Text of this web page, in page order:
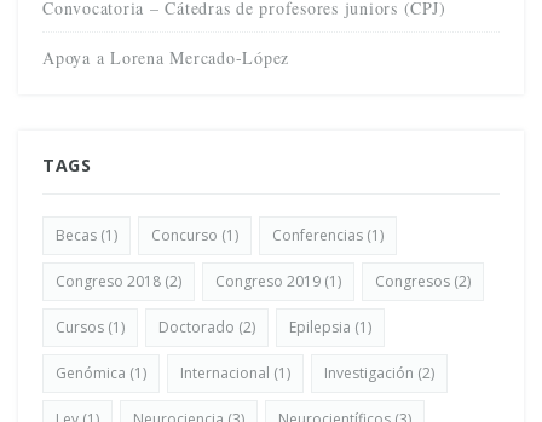
Convocatoria – Cátedras de profesores juniors (CPJ)
Apoya a Lorena Mercado-López
TAGS
Becas (1) Concurso (1) Conferencias (1)
Congreso 2018 (2) Congreso 2019 (1) Congresos (2)
Cursos (1) Doctorado (2) Epilepsia (1)
Genómica (1) Internacional (1) Investigación (2)